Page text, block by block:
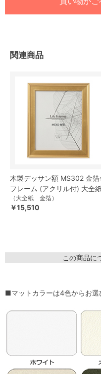
関連商品
木製デッサン額 MS302 金箔
フレーム (アクリル付) 大全
（大全紙 金箔）
￥15,510
この商品に
■マットカラーは4色からお選